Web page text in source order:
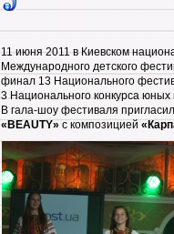
11 июня 2011 в Киевском
Международного детского
финал 13 Национального
3 Национального конкурса
В гала-шоу фестиваля
«BEAUTY» c композицией